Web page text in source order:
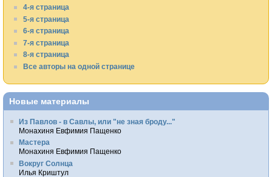
4-я страница
5-я страница
6-я страница
7-я страница
8-я страница
Все авторы на одной странице
Новые материалы
Из Павлов - в Савлы, или "не зная броду..."
Монахиня Евфимия Пащенко
Мастера
Монахиня Евфимия Пащенко
Вокруг Солнца
Илья Криштул